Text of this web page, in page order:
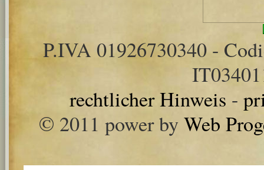
P.IVA 01926730340 -
rechtlicher Hinweis -
© 2011 power by Web